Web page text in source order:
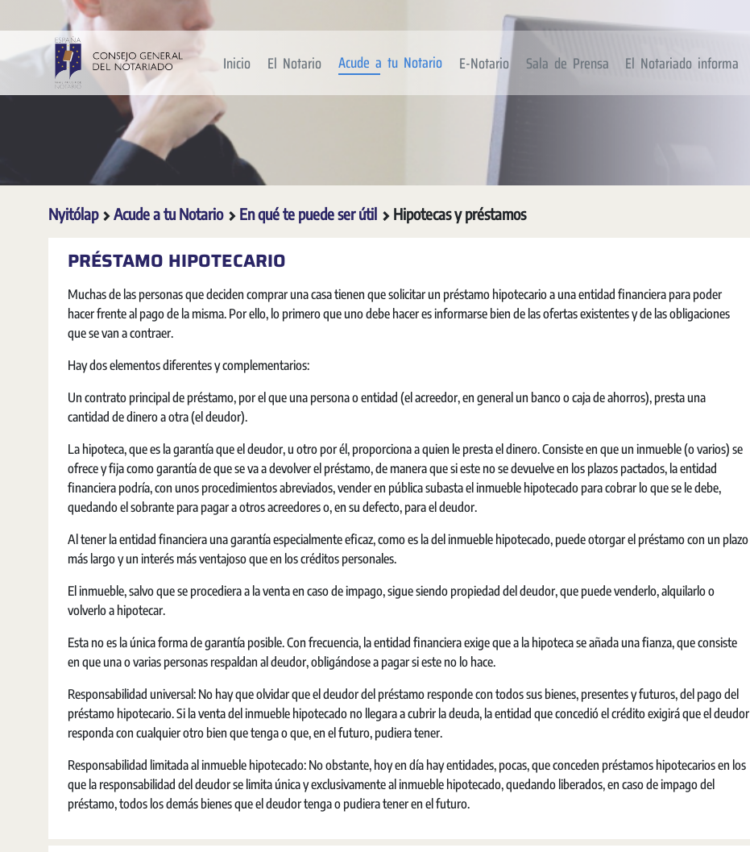
Ugrás a fő tartalomhoz
Inicio El Notario Acude a tu Notario E-Notario Sala de Prensa El Notariado informa
Nyitólap Acude a tu Notario En qué te puede ser útil Hipotecas y préstamos
PRÉSTAMO HIPOTECARIO
Muchas de las personas que deciden comprar una casa tienen que solicitar un préstamo hipotecario a una entidad financiera para poder
hacer frente al pago de la misma. Por ello, lo primero que uno debe hacer es informarse bien de las ofertas existentes y de las obligaciones
que se van a contraer.
Hay dos elementos diferentes y complementarios:
Un contrato principal de préstamo, por el que una persona o entidad (el acreedor, en general un banco o caja de ahorros), presta una
cantidad de dinero a otra (el deudor).
La hipoteca, que es la garantía que el deudor, u otro por él, proporciona a quien le presta el dinero. Consiste en que un inmueble (o varios) se
ofrece y fija como garantía de que se va a devolver el préstamo, de manera que si este no se devuelve en los plazos pactados, la entidad
financiera podría, con unos procedimientos abreviados, vender en pública subasta el inmueble hipotecado para cobrar lo que se le debe,
quedando el sobrante para pagar a otros acreedores o, en su defecto, para el deudor.
Al tener la entidad financiera una garantía especialmente eficaz, como es la del inmueble hipotecado, puede otorgar el préstamo con un plazo
más largo y un interés más ventajoso que en los créditos personales.
El inmueble, salvo que se procediera a la venta en caso de impago, sigue siendo propiedad del deudor, que puede venderlo, alquilarlo o
volverlo a hipotecar.
Esta no es la única forma de garantía posible. Con frecuencia, la entidad financiera exige que a la hipoteca se añada una fianza, que consiste
en que una o varias personas respaldan al deudor, obligándose a pagar si este no lo hace.
Responsabilidad universal: No hay que olvidar que el deudor del préstamo responde con todos sus bienes, presentes y futuros, del pago del
préstamo hipotecario. Si la venta del inmueble hipotecado no llegara a cubrir la deuda, la entidad que concedió el crédito exigirá que el deudor
responda con cualquier otro bien que tenga o que, en el futuro, pudiera tener.
Responsabilidad limitada al inmueble hipotecado: No obstante, hoy en día hay entidades, pocas, que conceden préstamos hipotecarios en los
que la responsabilidad del deudor se limita única y exclusivamente al inmueble hipotecado, quedando liberados, en caso de impago del
préstamo, todos los demás bienes que el deudor tenga o pudiera tener en el futuro.